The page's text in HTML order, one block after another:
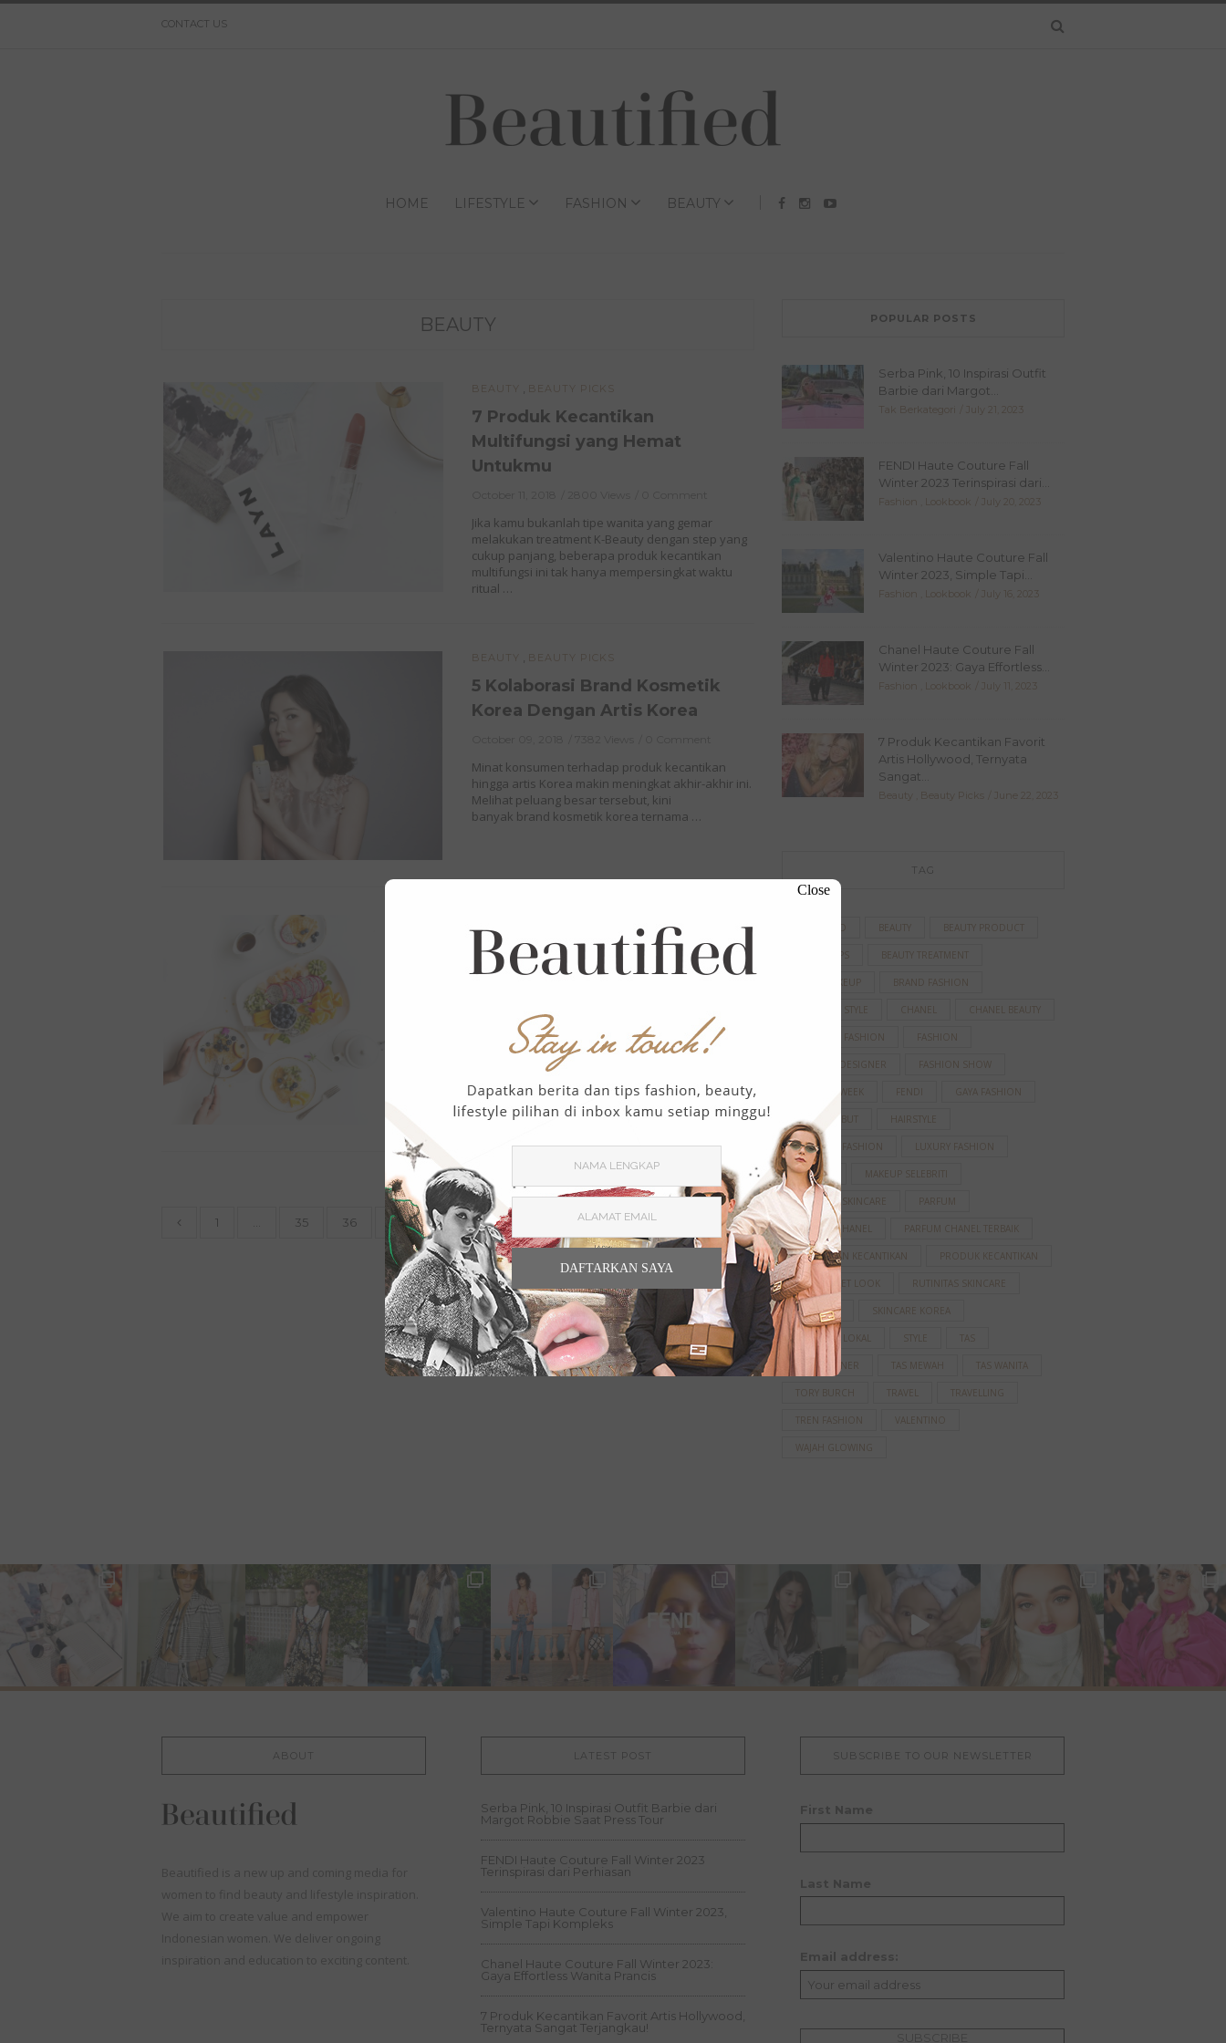
CONTACT US
HOME LIFESTYLE FASHION BEAUTY
BEAUTY
BEAUTY BEAUTY PICKS
7 Produk Kecantikan
Multifungsi yang Hemat
Untukmu
Jika kamu bukanlah tipe wanita yang gemar
melakukan treatment K-Beauty dengan step yang
cukup panjang, beberapa produk kecantikan
multifungsi ini tak hanya mempersingkat waktu
ritual …
BEAUTY BEAUTY PICKS
5 Kolaborasi Brand Kosmetik
Korea Dengan Artis Korea
Minat konsumen terhadap produk kecantikan
hingga artis Korea makin meningkat akhir-akhir ini.
Melihat peluang besar tersebut, kini
banyak brand kosmetik korea ternama …
Ingin Payudara Sehat? Cukupi
Dengan Nutrisi Ini!
Percaya atau tidak, bukan hanya olahraga saja
yang bisa membantu agar payudara sehat. Diet
yang tepat dan konsumsi nutrisi terbaik …
1 35 36 37
POPULAR POSTS
Serba Pink, 10 Inspirasi Outfit
Barbie dari Margot...
Tak Berkategori July 21, 2023
FENDI Haute Couture Fall
Winter 2023 Terinspirasi dari...
Fashion Lookbook July 20, 2023
Valentino Haute Couture Fall
Winter 2023, Simple Tapi...
Fashion Lookbook July 16, 2023
Chanel Haute Couture Fall
Winter 2023: Gaya Effortless...
Fashion Lookbook July 11, 2023
7 Produk Kecantikan Favorit
Artis Hollywood, Ternyata
Sangat...
Beauty Beauty Picks June 22, 2023
TAG
BEAUTIFIED BEAUTY BEAUTY PRODUCT
BEAUTY TIPS BEAUTY TREATMENT
BOLD MAKEUP BRAND FASHION
CELEBRITY STYLE CHANEL CHANEL BEAUTY
DESAINER FASHION FASHION
FASHION DESIGNER FASHION SHOW
FASHION WEEK FENDI GAYA FASHION
GAYA RAMBUT HAIRSTYLE
INSPIRASI FASHION LUXURY FASHION
MAKEUP MAKEUP SELEBRITI
ORGANIC SKINCARE PARFUM
PARFUM CHANEL PARFUM CHANEL TERBAIK
PERAWATAN KECANTIKAN PRODUK KECANTIKAN
RED CARPET LOOK RUTINITAS SKINCARE
SKINCARE SKINCARE KOREA
SKINCARE LOKAL STYLE TAS
TAS DESAINER TAS MEWAH TAS WANITA
TORY BURCH TRAVEL TRAVELLING
TREN FASHION VALENTINO
WAJAH GLOWING
ABOUT LATEST POST
Serba Pink, 10 Inspirasi Outfit Barbie dari
Margot Robbie Saat Press Tour
FENDI Haute Couture Fall Winter 2023
Terinspirasi dari Perhiasan
Valentino Haute Couture Fall Winter 2023,
Simple Tapi Kompleks
Chanel Haute Couture Fall Winter 2023:
Gaya Effortless Wanita Prancis
7 Produk Kecantikan Favorit Artis Hollywood,
Ternyata Sangat Terjangkau!
SUBSCRIBE TO OUR NEWSLETTER
Close
DAFTARKAN SAYA